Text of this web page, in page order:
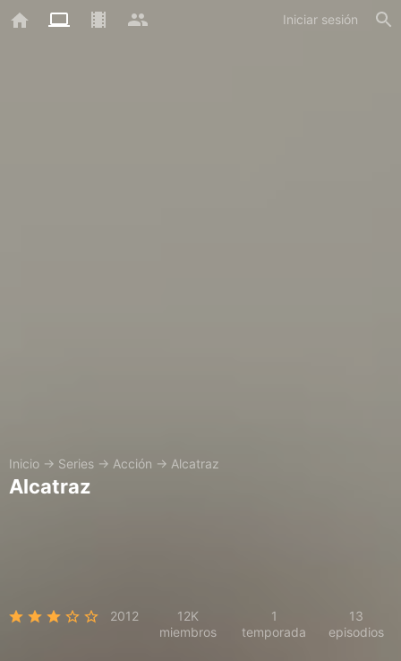
Iniciar sesión
Inicio → Series → Acción → Alcatraz
Alcatraz
2012
12K
miembros
1
temporada
13
episodios